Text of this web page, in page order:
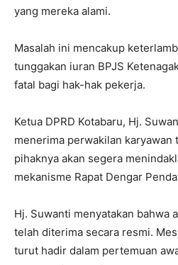
yang mereka alami.
Masalah ini mencakup
tunggakan iuran BPJS
fatal bagi hak-hak pekerja.
Ketua DPRD Kotabaru, Hj.
menerima perwakilan karyawan
pihaknya akan segera
mekanisme Rapat Dengar
Hj. Suwanti menyatakan bahwa
telah diterima secara resmi.
turut hadir dalam pertemuan